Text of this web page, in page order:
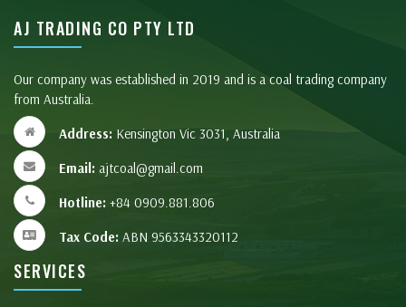
AJ TRADING CO PTY LTD
Our company was established in 2019 and is a coal trading company
from Australia.
Address: Kensington Vic 3031, Australia
Email: ajtcoal@gmail.com
Hotline: +84 0909.881.806
Tax Code: ABN 9563343320112
SERVICES